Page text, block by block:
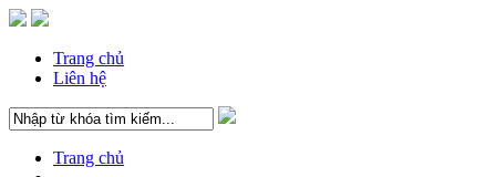
Trang chủ
Liên hệ
Trang chủ